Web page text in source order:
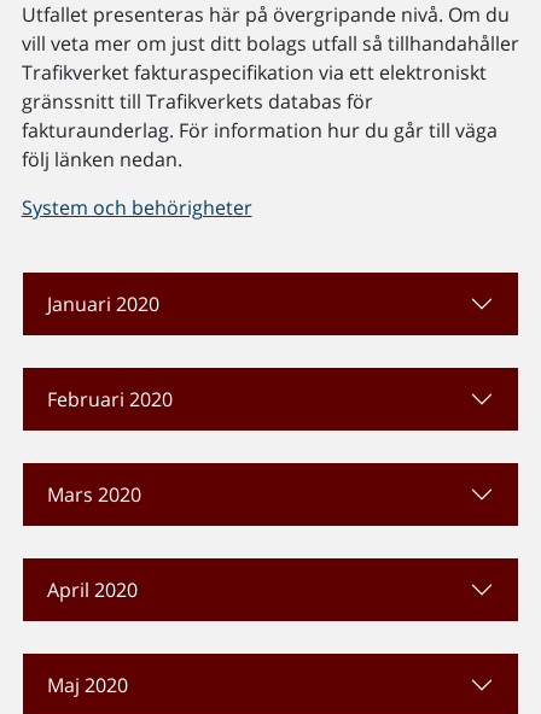
Utfallet presenteras här på övergripande nivå. Om du
vill veta mer om just ditt bolags utfall så tillhandahåller
Trafikverket fakturaspecifikation via ett elektroniskt
gränssnitt till Trafikverkets databas för
fakturaunderlag. För information hur du går till väga
följ länken nedan.
System och behörigheter
Januari 2020
Februari 2020
Mars 2020
April 2020
Maj 2020